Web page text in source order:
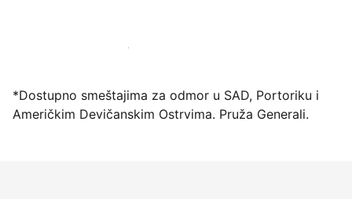
Registrujte svoj objekat već danas
*Dostupno smeštajima za odmor u SAD, Portoriku i
Američkim Devičanskim Ostrvima. Pruža Generali.